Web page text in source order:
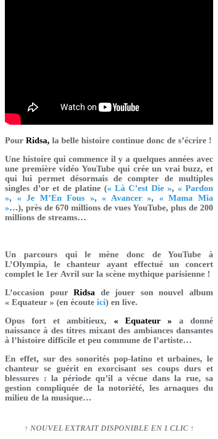
Pour Ridsa, la belle histoire continue donc de s’écrire !
Une histoire qui commence il y a quelques années avec
une première vidéo YouTube qui crée un vrai buzz, et
qui lui permet désormais de compter de multiples
singles d’or et de platine (« Là C’est Die », « Pardon
», « Je M’En Fous », « Avancer », « Mama Mia
»…), près de 670 millions de vues YouTube, plus de 200
millions de streams…
Un parcours qui le mène donc de YouTube à
L’Olympia, le chanteur ayant effectué un concert
complet le 1er Avril sur la scène mythique parisienne !
L’occasion pourRidsa de jouer son nouvel album
« Equateur » (en écoute ici) en live.
Opus fort et ambitieux, « Equateur » a donné
naissance à des titres mixant des ambiances dansantes
à l’histoire difficile et peu commune de l’artiste…
En effet, sur des sonorités pop-latino et urbaines, le
chanteur se guérit en exorcisant ses coups durs et
blessures : la période qu’il a vécue dans la rue, sa
gestion compliquée de la notoriété, les arnaques du
milieu de la musique…
↑ NOUVEL EXTRAIT DISPONIBLE EN 1 CLIC ↑